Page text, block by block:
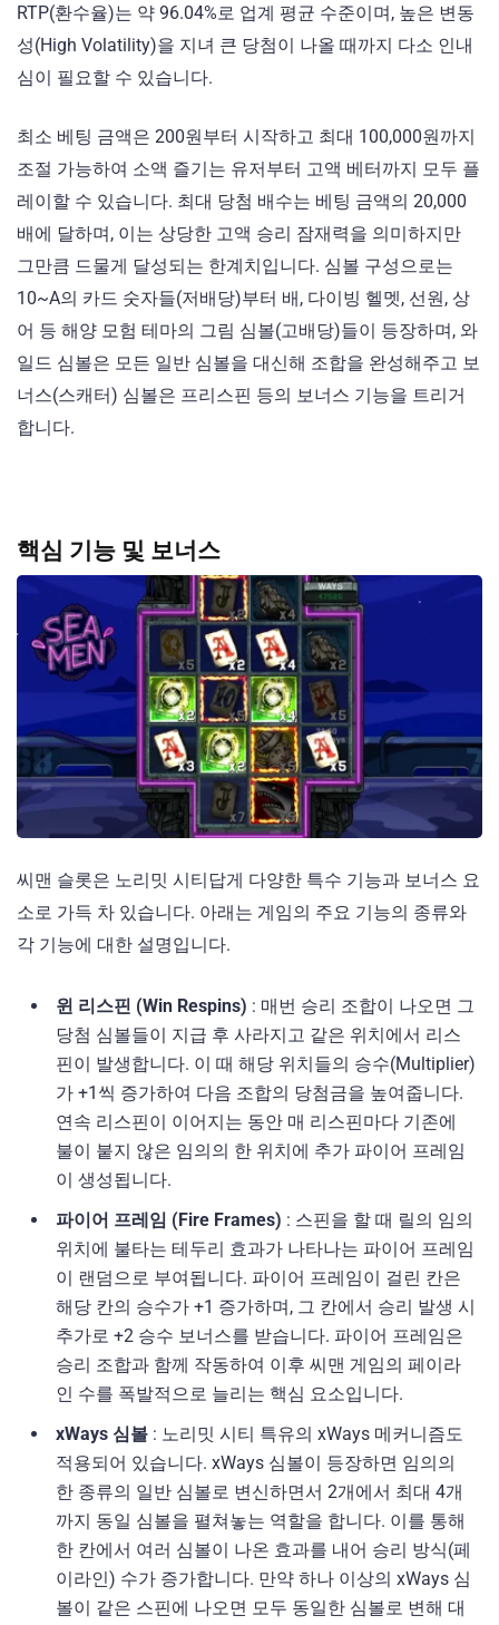
RTP(환수율)는 약 96.04%로 업계 평균 수준이며, 높은 변동
성(High Volatility)을 지녀 큰 당첨이 나올 때까지 다소 인내
심이 필요할 수 있습니다.
최소 베팅 금액은 200원부터 시작하고 최대 100,000원까지
조절 가능하여 소액 즐기는 유저부터 고액 베터까지 모두 플
레이할 수 있습니다. 최대 당첨 배수는 베팅 금액의 20,000
배에 달하며, 이는 상당한 고액 승리 잠재력을 의미하지만
그만큼 드물게 달성되는 한계치입니다. 심볼 구성으로는
10~A의 카드 숫자들(저배당)부터 배, 다이빙 헬멧, 선원, 상
어 등 해양 모험 테마의 그림 심볼(고배당)들이 등장하며, 와
일드 심볼은 모든 일반 심볼을 대신해 조합을 완성해주고 보
너스(스캐터) 심볼은 프리스핀 등의 보너스 기능을 트리거
합니다.
핵심 기능 및 보너스
씨맨 슬롯은 노리밋 시티답게 다양한 특수 기능과 보너스 요
소로 가득 차 있습니다. 아래는 게임의 주요 기능의 종류와
각 기능에 대한 설명입니다.
윈 리스핀 (Win Respins) : 매번 승리 조합이 나오면 그
당첨 심볼들이 지급 후 사라지고 같은 위치에서 리스
핀이 발생합니다. 이 때 해당 위치들의 승수(Multiplier)
가 +1씩 증가하여 다음 조합의 당첨금을 높여줍니다.
연속 리스핀이 이어지는 동안 매 리스핀마다 기존에
불이 붙지 않은 임의의 한 위치에 추가 파이어 프레임
이 생성됩니다.
파이어 프레임 (Fire Frames) : 스핀을 할 때 릴의 임의
위치에 불타는 테두리 효과가 나타나는 파이어 프레임
이 랜덤으로 부여됩니다. 파이어 프레임이 걸린 칸은
해당 칸의 승수가 +1 증가하며, 그 칸에서 승리 발생 시
추가로 +2 승수 보너스를 받습니다. 파이어 프레임은
승리 조합과 함께 작동하여 이후 씨맨 게임의 페이라
인 수를 폭발적으로 늘리는 핵심 요소입니다.
xWays 심볼 : 노리밋 시티 특유의 xWays 메커니즘도
적용되어 있습니다. xWays 심볼이 등장하면 임의의
한 종류의 일반 심볼로 변신하면서 2개에서 최대 4개
까지 동일 심볼을 펼쳐놓는 역할을 합니다. 이를 통해
한 칸에서 여러 심볼이 나온 효과를 내어 승리 방식(페
이라인) 수가 증가합니다. 만약 하나 이상의 xWays 심
볼이 같은 스핀에 나오면 모두 동일한 심볼로 변해 대